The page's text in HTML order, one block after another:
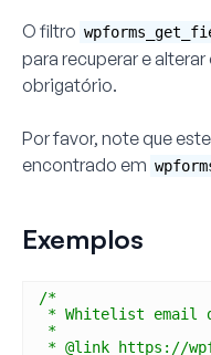
O filtro
para recuperar e
obrigatório.
Por favor, note que
encontrado em
Exemplos
/*
* Whitelist email
*
* @link https://